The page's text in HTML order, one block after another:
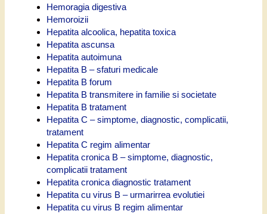
Hemoragia digestiva
Hemoroizii
Hepatita alcoolica, hepatita toxica
Hepatita ascunsa
Hepatita autoimuna
Hepatita B – sfaturi medicale
Hepatita B forum
Hepatita B transmitere in familie si societate
Hepatita B tratament
Hepatita C – simptome, diagnostic, complicatii,
tratament
Hepatita C regim alimentar
Hepatita cronica B – simptome, diagnostic,
complicatii tratament
Hepatita cronica diagnostic tratament
Hepatita cu virus B – urmarirrea evolutiei
Hepatita cu virus B regim alimentar